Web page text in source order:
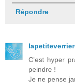
Répondre
C'est hyper
peindre !
Je ne pense